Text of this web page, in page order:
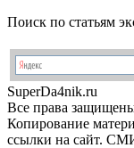
Поиск по статьям
SuperDa4nik.ru
Все права
Копирование
ссылки на сайт.